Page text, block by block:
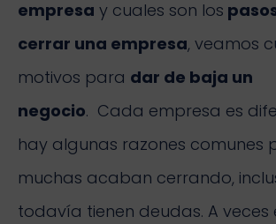
empresa y cuales son los
cerrar una empresa, veamos
motivos para dar de baja un
negocio. Cada empresa es
hay algunas razones comunes
muchas acaban cerrando,
todavía tienen deudas. A veces